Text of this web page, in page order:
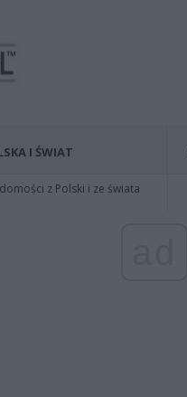
I ŚWIAT
z Polski i ze świata